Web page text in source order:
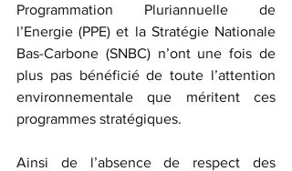
Programmation Pluriannuelle de
l’Energie (PPE) et la Stratégie Nationale
Bas-Carbone (SNBC) n’ont une fois de
plus pas bénéficié de toute l’attention
environnementale que méritent ces
programmes stratégiques.
Ainsi de l’absence de respect des